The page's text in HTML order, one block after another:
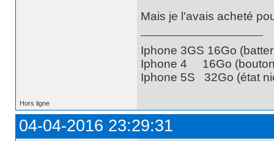
Mais je l'avais acheté
Iphone 3GS 16Go
Iphone 4 16Go
Iphone 5S 32Go (état
Hors ligne
04-04-2016 23:29:31